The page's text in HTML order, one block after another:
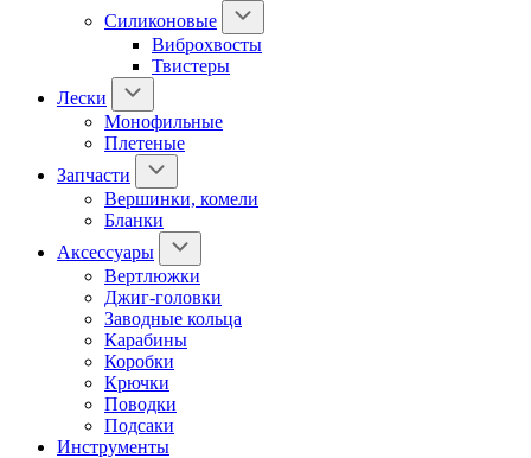
Силиконовые
Виброхвосты
Твистеры
Лески
Монофильные
Плетеные
Запчасти
Вершинки, комели
Бланки
Аксессуары
Вертлюжки
Джиг-головки
Заводные кольца
Карабины
Коробки
Крючки
Поводки
Подсаки
Инструменты